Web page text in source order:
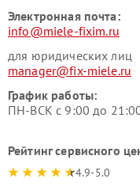
Электронная почта:
info@miele-fixim.ru
для юридических лиц
manager@fix-miele.ru
График работы:
ПН-ВСК с 9:00 до
Рейтинг сервисного
4.9-5.0